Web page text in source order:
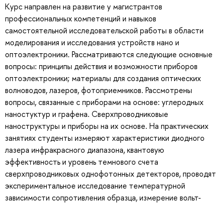
Курс направлен на развитие у магистрантов
профессиональных компетенций и навыков
самостоятельной исследовательской работы в области
моделирования и исследования устройств нано и
оптоэлектроники. Рассматриваются следующие основные
вопросы: принципы действия и возможности приборов
оптоэлектроники; материалы для создания оптических
волноводов, лазеров, фотоприемников. Рассмотрены
вопросы, связанные с приборами на основе: углеродных
наностуктур и графена. Сверхпроводниковые
наноструктуры и приборы на их основе. На практических
занятиях студенты измеряют характеристики диодного
лазера инфракрасного диапазона, квантовую
эффективность и уровень темнового счета
сверхпроводниковых однофотонных детекторов, проводят
экспериментальное исследование температурной
зависимости сопротивления образца, измерение вольт-